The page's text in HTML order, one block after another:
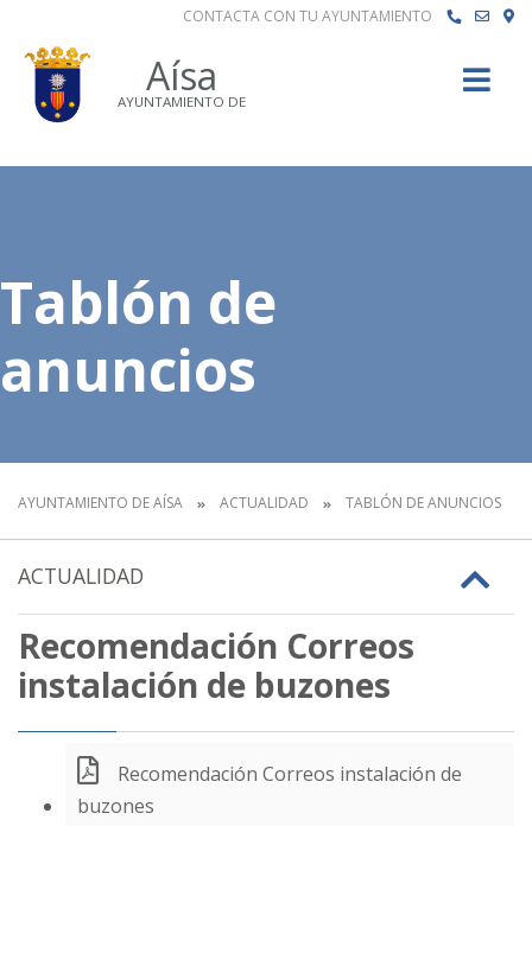
CONTACTA CON TU AYUNTAMIENTO
Aísa
AYUNTAMIENTO DE
Tablón de
anuncios
AYUNTAMIENTO DE AÍSA ACTUALIDAD TABLÓN DE ANUNCIOS
ACTUALIDAD
Recomendación Correos
instalación de buzones
Recomendación Correos instalación de
buzones